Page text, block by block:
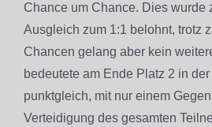
Chance um Chance. Dies wurde
Ausgleich zum 1:1 belohnt, trotz
Chancen gelang aber kein
bedeutete am Ende Platz 2 in
punktgleich, mit nur einem
Verteidigung des gesamten